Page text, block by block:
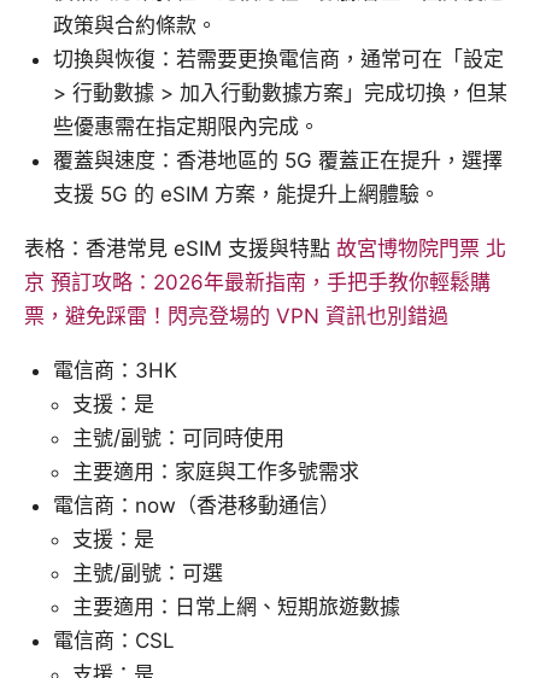
政策與合約條款。
切換與恢復：若需要更換電信商，通常可在「設定
> 行動數據 > 加入行動數據方案」完成切換，但某
些優惠需在指定期限內完成。
覆蓋與速度：香港地區的 5G 覆蓋正在提升，選擇
支援 5G 的 eSIM 方案，能提升上網體驗。
表格：香港常見 eSIM 支援與特點 故宮博物院門票 北
京 預訂攻略：2026年最新指南，手把手教你輕鬆購
票，避免踩雷！閃亮登場的 VPN 資訊也別錯過
電信商：3HK
支援：是
主號/副號：可同時使用
主要適用：家庭與工作多號需求
電信商：now（香港移動通信）
支援：是
主號/副號：可選
主要適用：日常上網、短期旅遊數據
電信商：CSL